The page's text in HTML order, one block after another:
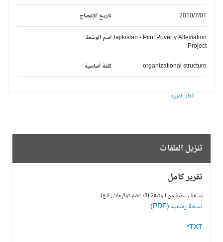
تاريخ الإفصاح 2010/7/01
اسم الوثيقةTajikistan - Pilot Poverty Alleviation
Project
كلمة أساسية
organizational structure
انظر المزيد
تنزيل الملفات
تقرير كامل
نسخة رسمية من الوثيقة (قد تضم توقيعات، الخ)
نسخة رسمية (PDF)
TXT*